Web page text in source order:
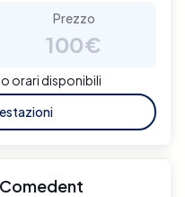
Prezzo
100€
orari disponibili